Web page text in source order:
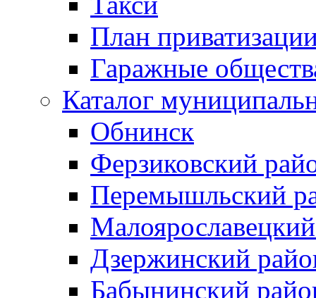
План
Гаражные
Каталог
Обнинск
Ферзиковский
Перемышльский
Дзержинский
Бабынинский